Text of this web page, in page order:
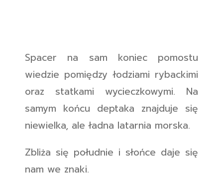
Spacer na sam koniec pomostu
wiedzie pomiędzy łodziami rybackimi
oraz statkami wycieczkowymi. Na
samym końcu deptaka znajduje się
niewielka, ale ładna latarnia morska.
Zbliża się południe i słońce daje się
nam we znaki.